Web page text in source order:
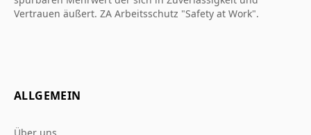
Vertrauen äußert. ZA Arbeitsschutz "Safety at Work".
ALLGEMEIN